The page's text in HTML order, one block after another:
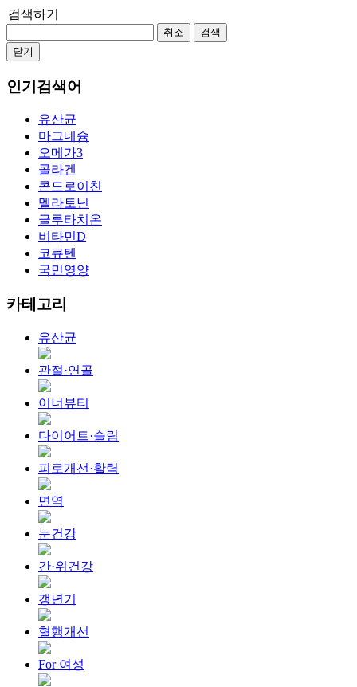
검색하기
취소
검색
닫기
인기검색어
유산균
마그네슘
오메가3
콜라겐
콘드로이친
멜라토닌
글루타치온
비타민D
코큐텐
국민영양
카테고리
유산균
관절·연골
이너뷰티
다이어트·슬림
피로개선·활력
면역
눈건강
간·위건강
갱년기
혈행개선
For 여성